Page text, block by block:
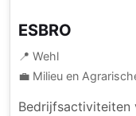
ESBRO
📍 Wehl
💼 Milieu en
Bedrijfsactiviteiten